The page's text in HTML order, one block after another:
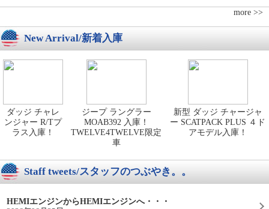
more >>
New Arrival/新着入庫
ダッジ チャレ
ンジャー R/Tプ
ラス入庫！
ジープ ラングラー
MOAB392 入庫！
TWELVE4TWELVE限定
車
新型 ダッジ チャージャ
ー SCATPACK PLUS ４ド
アモデル入庫！
Staff tweets/スタッフのつぶやき。。
HEMIエンジンからHEMIエンジンへ・・・